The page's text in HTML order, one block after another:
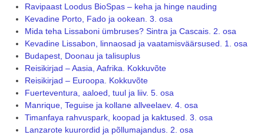
Ravipaast Loodus BioSpas – keha ja hinge nauding
Kevadine Porto, Fado ja ookean. 3. osa
Mida teha Lissaboni ümbruses? Sintra ja Cascais. 2. osa
Kevadine Lissabon, linnaosad ja vaatamisväärsused. 1. osa
Budapest, Doonau ja talisuplus
Reisikirjad – Aasia, Aafrika. Kokkuvõte
Reisikirjad – Euroopa. Kokkuvõte
Fuerteventura, aaloed, tuul ja liiv. 5. osa
Manrique, Teguise ja kollane allveelaev. 4. osa
Timanfaya rahvuspark, koopad ja kaktused. 3. osa
Lanzarote kuurordid ja põllumajandus. 2. osa